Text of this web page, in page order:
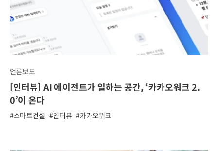
언론보도
[인터뷰] AI 에이전트가 일하는 공간, ‘카카오워크 2.
0’이 온다
#스마트건설 #인터뷰 #카카오워크